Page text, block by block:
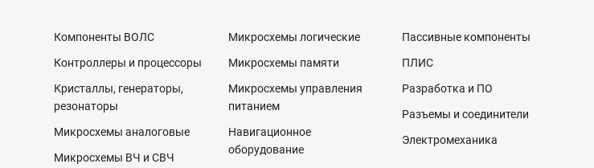
Компоненты ВОЛС
Контроллеры и процессоры
Кристаллы, генераторы,
резонаторы
Микросхемы аналоговые
Микросхемы ВЧ и СВЧ
Микросхемы логические
Микросхемы памяти
Микросхемы управления
питанием
Навигационное
оборудование
Пассивные компоненты
ПЛИС
Разработка и ПО
Разъемы и соединители
Электромеханика